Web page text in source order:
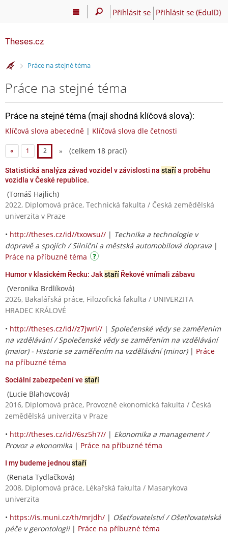
Přihlásit se Přihlásit se (EduID)
Theses.cz
>Práce na stejné téma
Práce na stejné téma
Práce na stejné téma (mají shodná klíčová slova):
Klíčová slova abecedně | Klíčová slova dle četnosti
« 1 2 » (celkem 18 prací)
Statistická analýza závad vozidel v závislosti na stařía proběhu
vozidla v České republice.
(Tomáš Hajlich)
2022, Diplomová práce, Technická fakulta / Česká zemědělská
univerzita v Praze
• http://theses.cz/id//txowsu// | Technika a technologie v
dopravě a spojích / Silniční a městská automobilová doprava |
Práce na příbuzné téma
Humor v klasickém Řecku: Jakstaří Řekové vnímali zábavu
(Veronika Brdlíková)
2026, Bakalářská práce, Filozofická fakulta / UNIVERZITA
HRADEC KRÁLOVÉ
• http://theses.cz/id//z7jwrl// | Společenské vědy se zaměřením
na vzdělávání / Společenské vědy se zaměřením na vzdělávání
(maior) - Historie se zaměřením na vzdělávání (minor)| Práce
na příbuzné téma
Sociální zabezpečení ve staří
(Lucie Blahovcová)
2016, Diplomová práce, Provozně ekonomická fakulta / Česká
zemědělská univerzita v Praze
• http://theses.cz/id//6sz5h7// | Ekonomika a management /
Provoz a ekonomika | Práce na příbuzné téma
I my budeme jednou staří
(Renata Tydlačková)
2008, Diplomová práce, Lékařská fakulta / Masarykova
univerzita
• https://is.muni.cz/th/mrjdh/ | Ošetřovatelství / Ošetřovatelská
péče v gerontologii| Práce na příbuzné téma